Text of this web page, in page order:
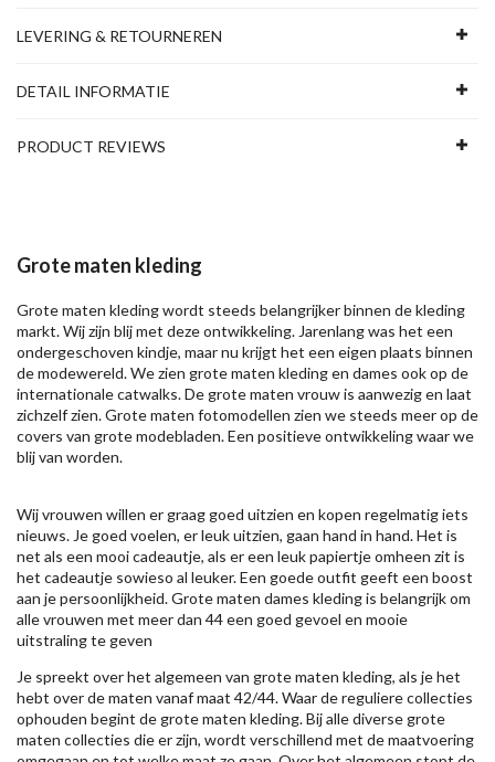
LEVERING & RETOURNEREN
DETAIL INFORMATIE
PRODUCT REVIEWS
Grote maten kleding
Grote maten kleding wordt steeds belangrijker binnen de kleding
markt. Wij zijn blij met deze ontwikkeling. Jarenlang was het een
ondergeschoven kindje, maar nu krijgt het een eigen plaats binnen
de modewereld. We zien grote maten kleding en dames ook op de
internationale catwalks. De grote maten vrouw is aanwezig en laat
zichzelf zien. Grote maten fotomodellen zien we steeds meer op de
covers van grote modebladen. Een positieve ontwikkeling waar we
blij van worden.
Wij vrouwen willen er graag goed uitzien en kopen regelmatig iets
nieuws. Je goed voelen, er leuk uitzien, gaan hand in hand. Het is
net als een mooi cadeautje, als er een leuk papiertje omheen zit is
het cadeautje sowieso al leuker. Een goede outfit geeft een boost
aan je persoonlijkheid. Grote maten dames kleding is belangrijk om
alle vrouwen met meer dan 44 een goed gevoel en mooie
uitstraling te geven
Je spreekt over het algemeen van grote maten kleding, als je het
hebt over de maten vanaf maat 42/44. Waar de reguliere collecties
ophouden begint de grote maten kleding. Bij alle diverse grote
maten collecties die er zijn, wordt verschillend met de maatvoering